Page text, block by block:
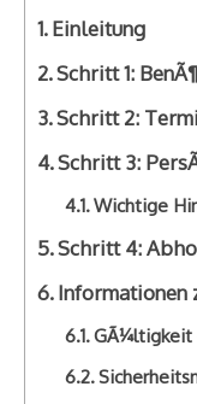
Einleitung
Schritt 1:
Schritt 2:
Schritt 3:
Wichtige
Schritt 4:
Informationen
GÃ¼ltigkeit